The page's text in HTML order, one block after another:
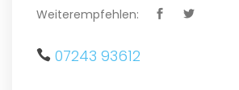
Weiterempfehlen:
07243 93612